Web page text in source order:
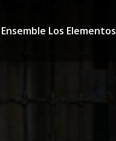
Ensemble Los Elementos